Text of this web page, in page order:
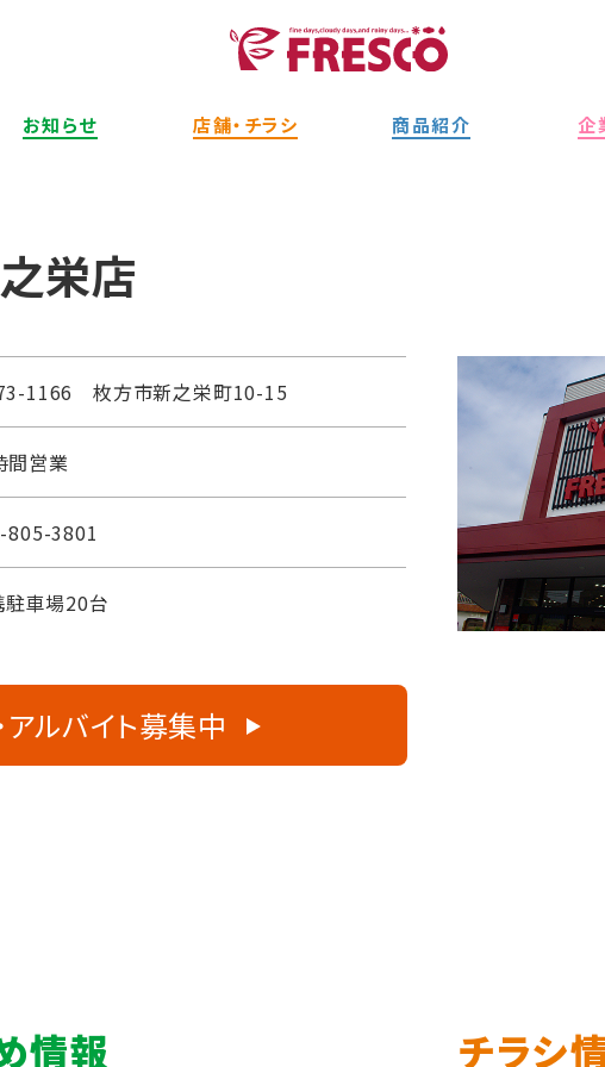
お知らせ 店舗・チラシ 商品紹介 企
栄店
1166 枚方市新之栄町10-15
間営業
805-3801
駐車場20台
アルバイト募集中
情報 チラシ